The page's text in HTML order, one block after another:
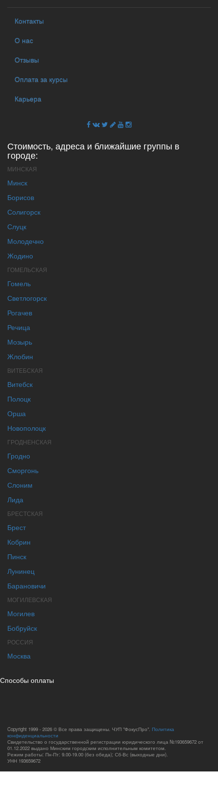
Контакты
О нас
Отзывы
Оплата за курсы
Карьера
Стоимость, адреса и ближайшие группы в
городе:
МИНСКАЯ
Минск
Борисов
Солигорск
Слуцк
Молодечно
Жодино
ГОМЕЛЬСКАЯ
Гомель
Светлогорск
Рогачев
Речица
Мозырь
Жлобин
ВИТЕБСКАЯ
Витебск
Полоцк
Орша
Новополоцк
ГРОДНЕНСКАЯ
Гродно
Сморгонь
Слоним
Лида
БРЕСТСКАЯ
Брест
Кобрин
Пинск
Лунинец
Барановичи
МОГИЛЕВСКАЯ
Могилев
Бобруйск
РОССИЯ
Москва
Способы оплаты
Copyright 1999 - 2026 © Все права защищены. ЧУП "ФокусПро". Политика
конфиденциальности
Свидетельство о государственной регистрации юридического лица №193659672 от
01.12.2022 выдано Минским городским исполнительным комитетом.
Режим работы: Пн-Пт: 9.00-19.00 (без обеда); Сб-Вс (выходные дни).
УНН 193659672